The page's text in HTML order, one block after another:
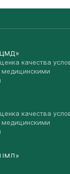
ЦМД»
качества
медицинскими
качества
медицинскими
ЦМД»